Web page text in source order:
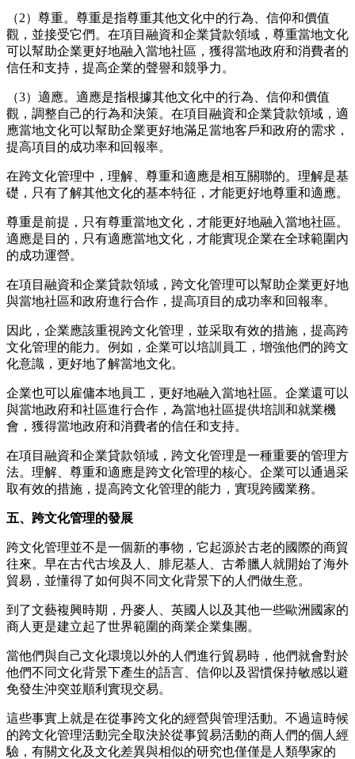
（2）尊重。尊重是指尊重其他文化中的行為、信仰和價值
觀 ， 並接受它們。在項目融資和企業貸款領域 ， 尊重當地文化
可以幫助企業更好地融入當地社區 ， 獲得當地政府和消費者的
信任和支持 ， 提高企業的聲譽和競爭力。
（3）適應。適應是指根據其他文化中的行為、信仰和價值
觀 ， 調整自己的行為和決策。在項目融資和企業貸款領域 ， 適
應當地文化可以幫助企業更好地滿足當地客戶和政府的需求 ，
提高項目的成功率和回報率。
在跨文化管理中 ， 理解、尊重和適應是相互關聯的。理解是基
礎 ， 只有了解其他文化的基本特征 ， 才能更好地尊重和適應。
尊重是前提 ， 只有尊重當地文化 ， 才能更好地融入當地社區。
適應是目的 ， 只有適應當地文化 ， 才能實現企業在全球範圍內
的成功運營。
在項目融資和企業貸款領域 ， 跨文化管理可以幫助企業更好地
與當地社區和政府進行合作 ， 提高項目的成功率和回報率。
因此 ， 企業應該重視跨文化管理 ， 並采取有效的措施 ， 提高跨
文化管理的能力。例如 ， 企業可以培訓員工 ，增強他們的跨文
化意識 ， 更好地了解當地文化。
企業也可以雇傭本地員工 ， 更好地融入當地社區。企業還可以
與當地政府和社區進行合作 ， 為當地社區提供培訓和就業機
會 ， 獲得當地政府和消費者的信任和支持。
在項目融資和企業貸款領域 ， 跨文化管理是一種重要的管理方
法。理解、尊重和適應是跨文化管理的核心。企業可以通過采
取有效的措施 ， 提高跨文化管理的能力 ， 實現跨國業務。
五、跨文化管理的發展
跨文化管理並不是一個新的事物，它起源於古老的國際的商貿
往來。早在古代古埃及人、腓尼基人、古希臘人就開始了海外
貿易，並懂得了如何與不同文化背景下的人們做生意。
到了文藝複興時期，丹麥人、英國人以及其他一些歐洲國家的
商人更是建立起了世界範圍的商業企業集團。
當他們與自己文化環境以外的人們進行貿易時，他們就會對於
他們不同文化背景下產生的語言、信仰以及習慣保持敏感以避
免發生沖突並順利實現交易。
這些事實上就是在從事跨文化的經營與管理活動。不過這時候
的跨文化管理活動完全取決於從事貿易活動的商人們的個人經
驗，有關文化及文化差異與相似的研究也僅僅是人類學家的